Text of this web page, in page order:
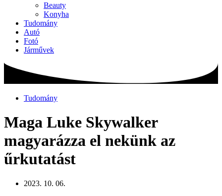
Beauty
Konyha
Tudomány
Autó
Fotó
Járművek
Tudomány
Maga Luke Skywalker
magyarázza el nekünk az
űrkutatást
2023. 10. 06.